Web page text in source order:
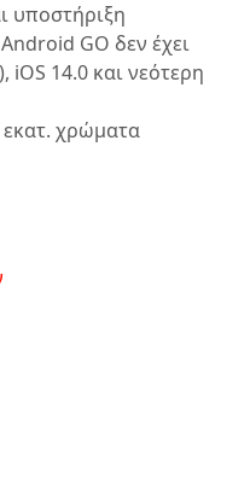
υποστήριξη
GO δεν έχει
14.0 και νεότερη
χρώματα